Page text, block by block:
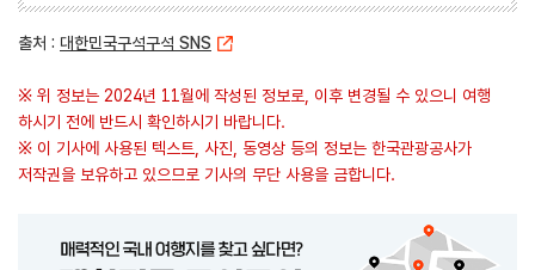
출처 : 대한민국구석구석 SNS
※ 위 정보는 2024년 11월에 작성된 정보로, 이후 변경될 수 있으니 여행
하시기 전에 반드시 확인하시기 바랍니다.
※ 이 기사에 사용된 텍스트, 사진, 동영상 등의 정보는 한국관광공사가
저작권을 보유하고 있으므로 기사의 무단 사용을 금합니다.